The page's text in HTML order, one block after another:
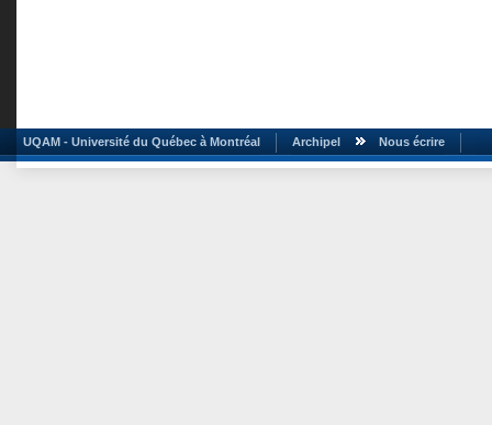
UQAM - Université du Québec à Montréal Archipel Nous écrire